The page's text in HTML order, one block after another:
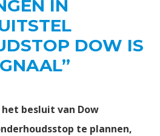
IN
DOW IS
besluit van Dow
te plannen,